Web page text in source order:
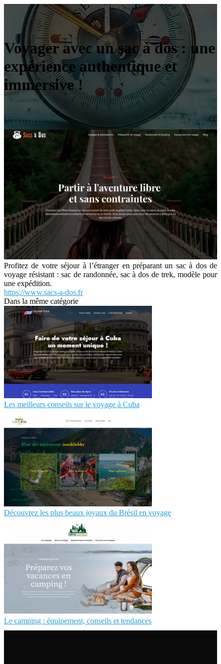
Voyager avec un sac à dos : une
expérience authentique et
immersive !
Profitez de votre séjour à l’étranger en préparant un sac à dos de
voyage résistant : sac de randonnée, sac à dos de trek, modèle pour
une expédition.
https://www.sacs-a-dos.fr
Dans la même catégorie
Les meilleurs conseils sur le voyage à Cuba
Découvrez les plus beaux joyaux du Brésil en voyage
Le camping : équipement, conseils et tendances